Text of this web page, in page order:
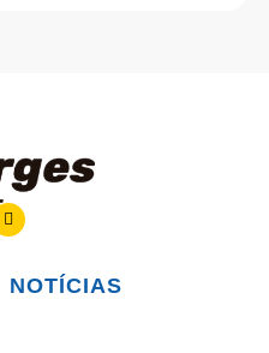
NOTÍCIAS